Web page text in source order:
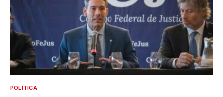
POLÍTICA